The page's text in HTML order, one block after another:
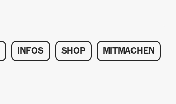
INFOS SHOP MITMACHEN